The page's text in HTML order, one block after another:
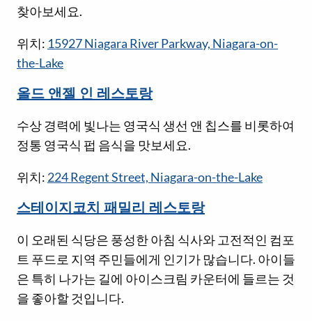
찾아보세요.
위치: 15927 Niagara River Parkway, Niagara-on-
the-Lake
올드 앤젤 인 레스토랑
수상 경력에 빛나는 영국식 생선 앤 칩스를 비롯하여
정통 영국식 펍 음식을 맛보세요.
위치: 224 Regent Street, Niagara-on-the-Lake
스테이지코치 패밀리 레스토랑
이 오래된 식당은 풍성한 아침 식사와 고전적인 컴포
트 푸드로 지역 주민들에게 인기가 많습니다. 아이들
은 특히 나가는 길에 아이스크림 카운터에 들르는 것
을 좋아할 것입니다.